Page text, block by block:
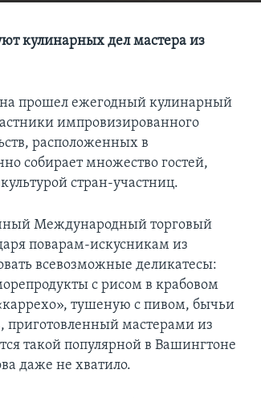
кулинарных дел мастера из
прошел ежегодный кулинарный
импровизированного
расположенных в
собирает множество гостей,
стран-участниц.
Международный торговый
поварам-искусникам из
всевозможные деликатесы:
с рисом в крабовом
тушеную с пивом, бычьи
приготовленный мастерами из
такой популярной в Вашингтоне
даже не хватило.